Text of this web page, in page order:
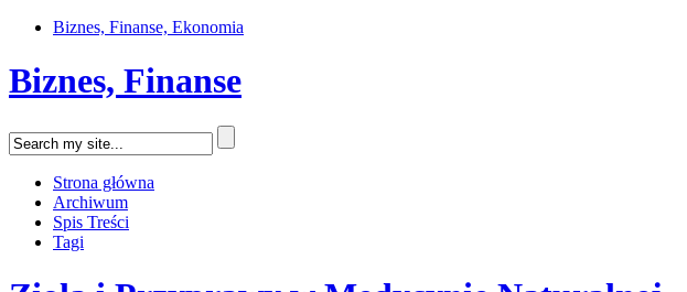
Biznes, Finanse, Ekonomia
Biznes, Finanse
Strona główna
Archiwum
Spis Treści
Tagi